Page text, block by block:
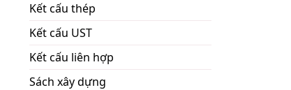
Kết cấu thép
Kết cấu UST
Kết cấu liên hợp
Sách xây dựng